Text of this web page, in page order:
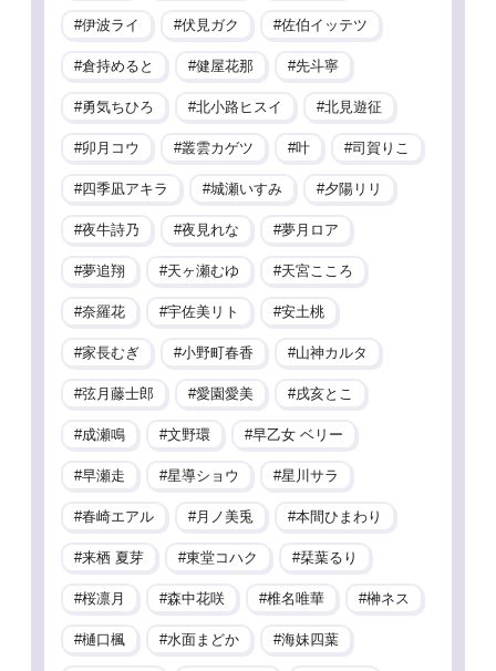
伊波ライ 伏見ガク 佐伯イッテツ
倉持めると 健屋花那 先斗寧
勇気ちひろ 北小路ヒスイ 北見遊征
卯月コウ 叢雲カゲツ 叶 司賀りこ
四季凪アキラ 城瀬いすみ 夕陽リリ
夜牛詩乃 夜見れな 夢月ロア
夢追翔 天ヶ瀬むゆ 天宮こころ
奈羅花 宇佐美リト 安土桃
家長むぎ 小野町春香 山神カルタ
弦月藤士郎 愛園愛美 戌亥とこ
成瀬鳴 文野環 早乙女 ベリー
早瀬走 星導ショウ 星川サラ
春崎エアル 月ノ美兎 本間ひまわり
来栖 夏芽 東堂コハク 栞葉るり
桜凛月 森中花咲 椎名唯華 榊ネス
樋口楓 水面まどか 海妹四葉